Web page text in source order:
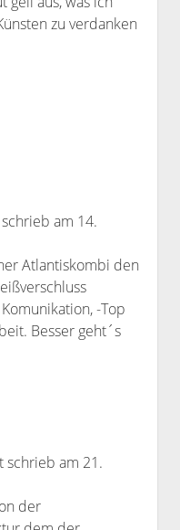
zu verdanken
schrieb am 14.
Atlantiskombi den
-Top
Besser geht´s
schrieb am 21.
der